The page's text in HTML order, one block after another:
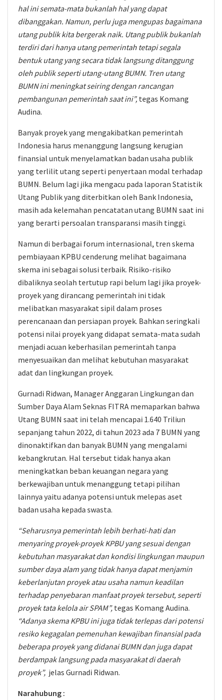
hal ini semata-mata bukanlah hal yang dapat
dibanggakan. Namun, perlu juga mengupas bagaimana
utang publik kita bergerak naik. Utang publik bukanlah
terdiri dari hanya utang pemerintah tetapi segala
bentuk utang yang secara tidak langsung ditanggung
oleh publik seperti utang-utang BUMN. Tren utang
BUMN ini meningkat seiring dengan rancangan
pembangunan pemerintah saat ini”, tegas Komang
Audina.
Banyak proyek yang mengakibatkan pemerintah
Indonesia harus menanggung langsung kerugian
finansial untuk menyelamatkan badan usaha publik
yang terlilit utang seperti penyertaan modal terhadap
BUMN. Belum lagi jika mengacu pada laporan Statistik
Utang Publik yang diterbitkan oleh Bank Indonesia,
masih ada kelemahan pencatatan utang BUMN saat ini
yang berarti persoalan transparansi masih tinggi.
Namun di berbagai forum internasional, tren skema
pembiayaan KPBU cenderung melihat bagaimana
skema ini sebagai solusi terbaik. Risiko-risiko
dibaliknya seolah tertutup rapi belum lagi jika proyek-
proyek yang dirancang pemerintah ini tidak
melibatkan masyarakat sipil dalam proses
perencanaan dan persiapan proyek. Bahkan seringkali
potensi nilai proyek yang didapat semata-mata sudah
menjadi acuan keberhasilan pemerintah tanpa
menyesuaikan dan melihat kebutuhan masyarakat
adat dan lingkungan proyek.
Gurnadi Ridwan, Manager Anggaran Lingkungan dan
Sumber Daya Alam Seknas FITRA memaparkan bahwa
Utang BUMN saat ini telah mencapai 1.640 Triliun
sepanjang tahun 2022, di tahun 2023 ada 7 BUMN yang
dinonaktifkan dan banyak BUMN yang mengalami
kebangkrutan. Hal tersebut tidak hanya akan
meningkatkan beban keuangan negara yang
berkewajiban untuk menanggung tetapi pilihan
lainnya yaitu adanya potensi untuk melepas aset
badan usaha kepada swasta.
“Seharusnya pemerintah lebih berhati-hati dan
menyaring proyek-proyek KPBU yang sesuai dengan
kebutuhan masyarakat dan kondisi lingkungan maupun
sumber daya alam yang tidak hanya dapat menjamin
keberlanjutan proyek atau usaha namun keadilan
terhadap penyebaran manfaat proyek tersebut, seperti
proyek tata kelola air SPAM”, tegas Komang Audina.
“Adanya skema KPBU ini juga tidak terlepas dari potensi
resiko kegagalan pemenuhan kewajiban finansial pada
beberapa proyek yang didanai BUMN dan juga dapat
berdampak langsung pada masyarakat di daerah
proyek”, jelas Gurnadi Ridwan.
Narahubung :